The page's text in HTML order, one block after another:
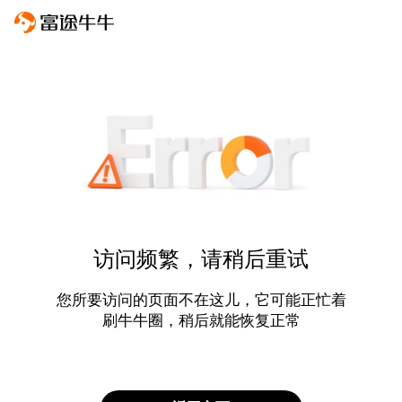
访问频繁，请稍后重试
您所要访问的页面不在这儿，它可能正忙着
刷牛牛圈，稍后就能恢复正常